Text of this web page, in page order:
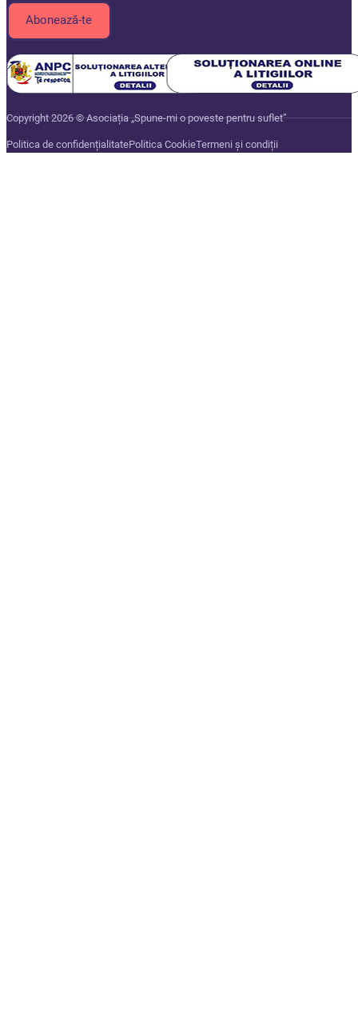
Copyright 2026 © Asociația „Spune-mi o poveste pentru suflet”
Politica de confidențialitatePolitica CookieTermeni și condiții